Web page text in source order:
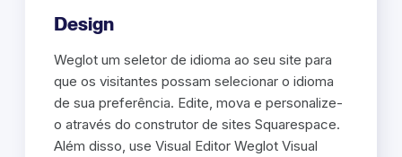
Design
Weglot um seletor de idioma ao seu site para
que os visitantes possam selecionar o idioma
de sua preferência. Edite, mova e personalize-
o através do construtor de sites Squarespace.
Além disso, use Visual Editor Weglot Visual